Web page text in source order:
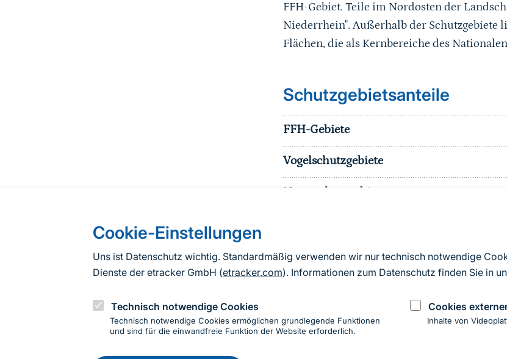
Cookie-Einstellungen
Uns ist Datenschutz wichtig. Standardmäßig verwenden wir nur technisch notwendige
Dienste der etracker GmbH (etracker.com). Informationen zum Datenschutz finden Sie in
Technisch notwendige Cookies
Technisch notwendige Cookies ermöglichen grundlegende Funktionen
und sind für die einwandfreie Funktion der Website erforderlich.
Cookies
Inhalte von
Einwilligung
FFH-Gebiet. Teile im Nordosten der
Niederrhein". Außerhalb der
Flächen, die als Kernbereiche des
Schutzgebietsanteile
FFH-Gebiete
Vogelschutzgebiete
Naturschutzgebiete
sonst. Schutzgebiete